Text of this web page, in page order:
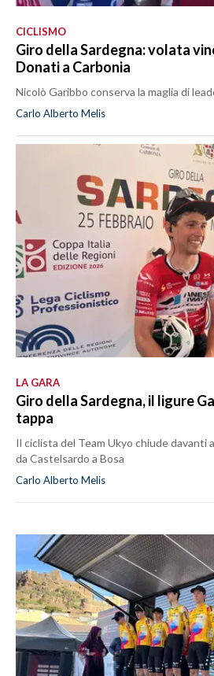
CICLISMO
Giro della Sardegna: volata
Donati a Carbonia
Nicolò Garibbo conserva la maglia di
Carlo Alberto Melis
LA GARA
Giro della Sardegna, il ligure
tappa
Il ciclista del Team Ukyo chiude davanti
da Castelsardo a Bosa
Carlo Alberto Melis